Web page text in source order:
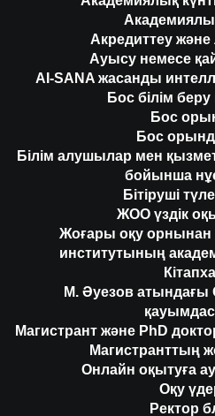
Акредиттеу
Ауысу немесе
AI-SANA жасанды
Бос білім
Бос
Бос
Білім алушылар мен
бойынша
Бітіруші
ЖОО үздік
Жоғары оқу орнынан
институтының
М. Әуезов атындағы
Магистрант және PhD
Магистранттың
Онлайн оқытуға
Оқу
Ректор